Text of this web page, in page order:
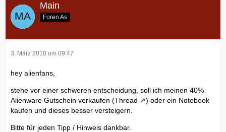
Main
Foren As
3. März 2010 um 09:47
hey alienfans,
stehe vor einer schweren entscheidung, soll ich meinen 40%
Alienware Gutschein verkaufen (Thread
) oder ein Notebook
kaufen und dieses besser versteigern.
Bitte für jeden Tipp / Hinweis dankbar.